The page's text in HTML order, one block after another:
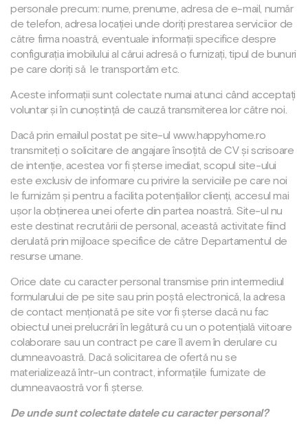
personale precum: nume, prenume, adresa de e-mail, număr
de telefon, adresa locației unde doriți prestarea serviciior de
către firma noastră, eventuale informații specifice despre
configurația imobilului al cărui adresă o furnizați, tipul de bunuri
pe care doriți să
le transportăm etc.
Aceste informații sunt colectate numai atunci când acceptați
voluntar și în cunoștință de cauză transmiterea lor către noi.
Dacă prin emailul postat pe site-ul www.happyhome.ro
transmiteți o solicitare de angajare însoțită de CV și scrisoare
de intenție, acestea vor fi șterse imediat, scopul site-ului
este exclusiv de informare cu privire la serviciile pe care noi
le furnizăm și pentru a facilita potențialilor clienți, accesul mai
ușor la obținerea unei oferte din partea noastră. Site-ul nu
este destinat recrutării de personal, această activitate fiind
derulată prin mijloace specifice de către Departamentul de
resurse umane.
Orice date cu caracter personal transmise prin intermediul
formularului de pe site sau prin poștă electronică, la adresa
de contact menționată pe site vor fi șterse dacă nu fac
obiectul unei prelucrări în legătură cu un o potențială viitoare
colaborare sau un contract pe care îl avem în derulare cu
dumneavoastră. Dacă solicitarea de ofertă nu se
materializează într-un contract, informațiile furnizate de
dumneavaostră vor fi șterse.
De unde sunt colectate datele cu caracter personal?